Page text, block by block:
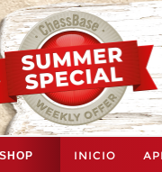
SHOP INICIO